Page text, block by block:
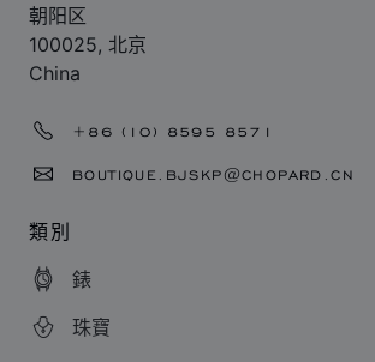
朝阳区
100025, 北京
China
+86 (10) 8595 8571
BOUTIQUE.BJSKP@CHOPARD.CN
類別
錶
珠寶